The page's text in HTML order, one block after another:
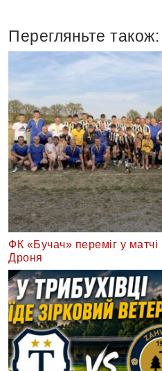
Перегляньте також:
ФК «Бучач» переміг у
Дроня